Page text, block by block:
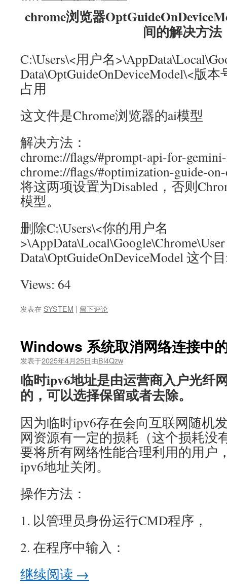
chrome浏览器
间的解决方法
C:\Users\<用户名
Data\OptGuideOnDeviceModel\<版
占用
这文件是Chrome浏览器的ai模型
解决方法：
chrome://flags/#prompt-api-for-
chrome://flags/#optimization-guide-
将这两项设置为Disabled，否则
模型。
删除C:\Users\<你的用户名
>\AppData\Local\Google\Chrome\User
Data\OptGuideOnDeviceModel 这个
Views: 64
发表在 SYSTEM | 留下评论
Windows 系统取消网络连接中
发表于2025年4月25日由Bi4Qzw
临时ipv6地址是由运营商入户光纤
的，可以选择保留或者去除。
因为临时ipv6存在会向互联网随机
网资源有一定的损耗（这个损耗没
要将所有网络性能合理利用的用户
ipv6地址关闭。
操作方法：
1. 以管理员身份运行CMD程序，
2. 在程序中输入：
继续阅读 →